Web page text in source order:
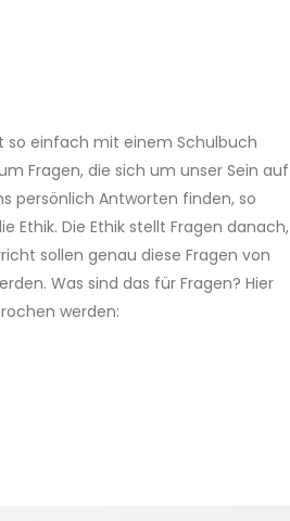
so einfach mit einem Schulbuch
Fragen, die sich um unser Sein auf
persönlich Antworten finden, so
Ethik. Die Ethik stellt Fragen danach,
sollen genau diese Fragen von
Was sind das für Fragen? Hier
werden: